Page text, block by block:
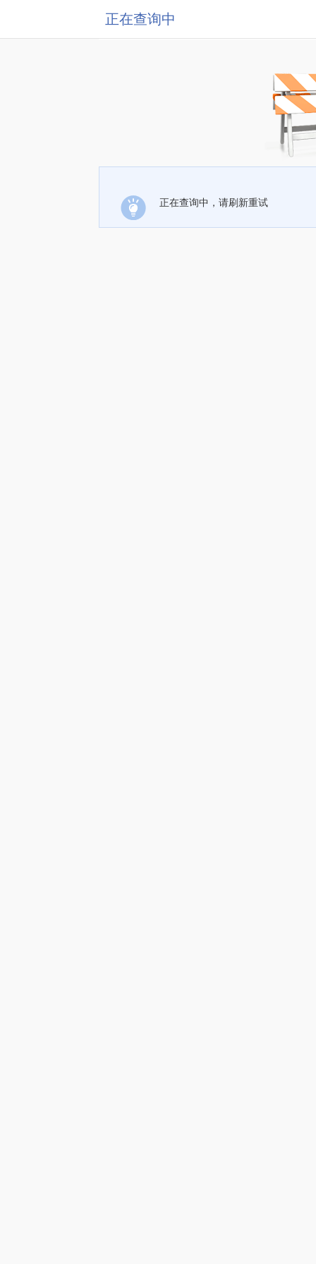
正在查询中
正在查询中，请刷新重试